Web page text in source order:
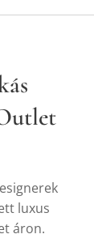
luxus
áron.